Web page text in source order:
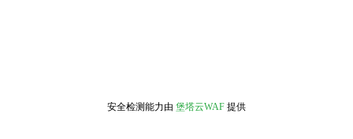
安全检测能力由 堡塔云WAF 提供